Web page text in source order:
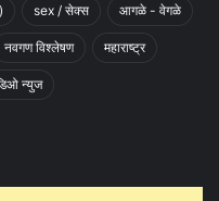
sex / सेक्स आगळे - वेगळे
नवगण विश्लेषण महाराष्ट्र
न्युज